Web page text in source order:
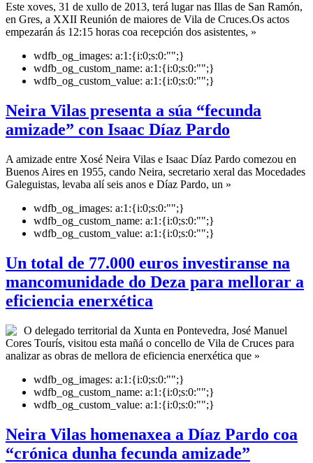
Este xoves, 31 de xullo de 2013, terá lugar nas Illas de San Ramón,
en Gres, a XXII Reunión de maiores de Vila de Cruces.Os actos
empezarán ás 12:15 horas coa recepción dos asistentes, »
wdfb_og_images: a:1:{i:0;s:0:"";}
wdfb_og_custom_name: a:1:{i:0;s:0:"";}
wdfb_og_custom_value: a:1:{i:0;s:0:"";}
Neira Vilas presenta a súa “fecunda
amizade” con Isaac Díaz Pardo
A amizade entre Xosé Neira Vilas e Isaac Díaz Pardo comezou en
Buenos Aires en 1955, cando Neira, secretario xeral das Mocedades
Galeguistas, levaba alí seis anos e Díaz Pardo, un »
wdfb_og_images: a:1:{i:0;s:0:"";}
wdfb_og_custom_name: a:1:{i:0;s:0:"";}
wdfb_og_custom_value: a:1:{i:0;s:0:"";}
Un total de 77.000 euros investiranse na
mancomunidade do Deza para mellorar a
eficiencia enerxética
O delegado territorial da Xunta en Pontevedra, José Manuel
Cores Tourís, visitou esta mañá o concello de Vila de Cruces para
analizar as obras de mellora de eficiencia enerxética que »
wdfb_og_images: a:1:{i:0;s:0:"";}
wdfb_og_custom_name: a:1:{i:0;s:0:"";}
wdfb_og_custom_value: a:1:{i:0;s:0:"";}
Neira Vilas homenaxea a Díaz Pardo coa
“crónica dunha fecunda amizade”